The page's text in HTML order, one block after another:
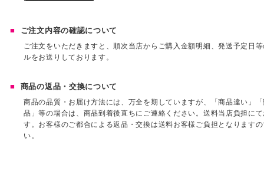
ご注文内容の確認について
ご注文をいただきますと、順次当店からご購入金額明細、発送予定日
ルをお送りしております。
商品の返品・交換について
商品の品質・お届け方法には、万全を期していますが、「商品違い」
品」等の場合は、商品到着後直ちにご連絡ください。送料当店負担に
す。お客様のご都合による返品・交換は送料お客様ご負担となります
い。